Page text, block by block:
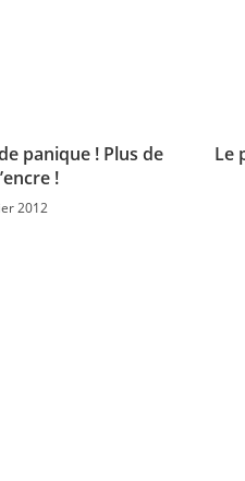
panique ! Plus de
!
2012
Le